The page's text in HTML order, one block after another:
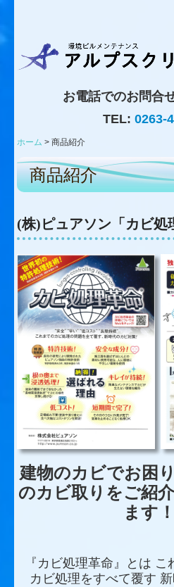
ホーム
会社案内
弊社の強み/施工事例
商品紹介
お問合せ
お電話でのお問合
TEL: 0263-
ホーム 商品紹介
商品紹介
(株)ピュアソン「カビ処
建物のカビでお困
のカビ取りをご紹
ます
『カビ処理革命』とは
カビ処理をすべて覆す